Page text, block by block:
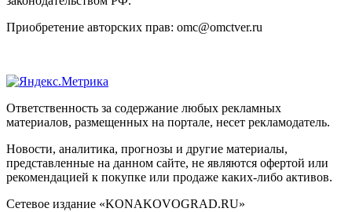
Приобретение авторских прав: omc@omctver.ru
Ответственность за содержание любых рекламных
материалов, размещенных на портале, несет рекламодатель.
Новости, аналитика, прогнозы и другие материалы,
представленные на данном сайте, не являются офертой или
рекомендацией к покупке или продаже каких-либо активов.
Сетевое издание «KONAKOVOGRAD.RU»